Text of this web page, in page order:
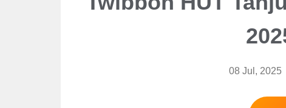
08 Jul, 2025